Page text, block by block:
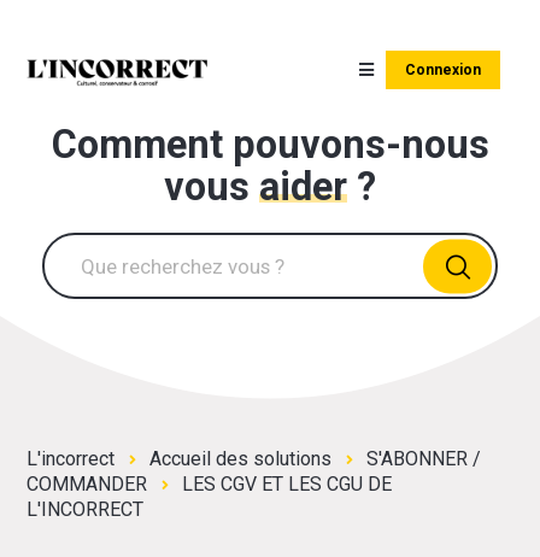
Connexion
Comment pouvons-nous
vous aider ?
L'incorrect Accueil des solutions
S'ABONNER /
COMMANDER
LES CGV ET LES CGU DE
L'INCORRECT